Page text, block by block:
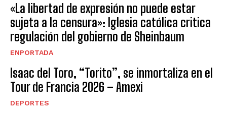
«La libertad de expresión no puede estar
sujeta a la censura»: Iglesia católica critica
regulación del gobierno de Sheinbaum
ENPORTADA
Isaac del Toro, “Torito”, se inmortaliza en el
Tour de Francia 2026 – Amexi
DEPORTES